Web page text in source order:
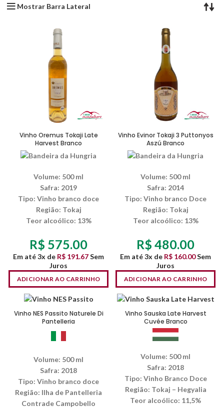
Mostrar Barra Lateral
Vinho Oremus Tokaji Late
Harvest Branco
Volume: 500 ml
Safra: 2019
Tipo: Vinho branco doce
Região: Tokaj
Teor alcoólico: 13%
R$ 575.00
Em até 3x de R$ 191.67Sem
Juros
ADICIONAR AO CARRINHO
Vinho Evinor Tokaji 3 Puttonyos
Aszú Branco
Volume: 500 ml
Safra: 2014
Tipo: Vinho branco Doce
Região: Tokaj
Teor alcoólico: 13%
R$ 480.00
Em até 3x de R$ 160.00Sem
Juros
ADICIONAR AO CARRINHO
Vinho NES Passito Naturele Di
Pantelleria
Volume: 500 ml
Safra: 2018
Tipo: Vinho branco doce
Região: Ilha de Pantelleria
Contrade Campobello
Vinho Sauska Late Harvest
Cuvée Branco
Volume: 500 ml
Safra: 2018
Tipo: Vinho Branco Doce
Região: Tokaj – Hegyalia
Teor alcoólico: 11,5%